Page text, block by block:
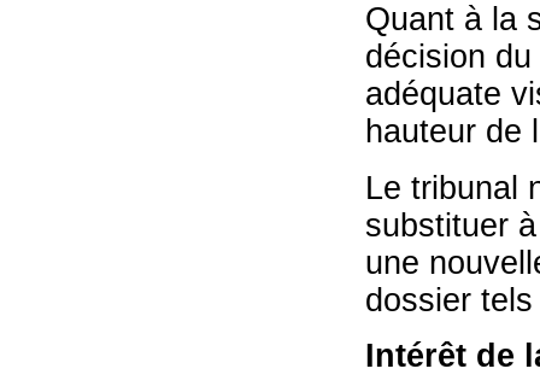
Quant à la
décision
adéquate
hauteur de
Le tribunal
substituer à
une
dossier tels
Intérêt de